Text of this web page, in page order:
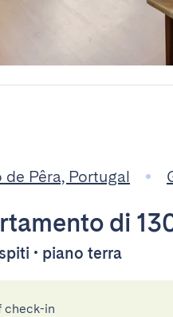
Pêra, Portugal
di
• piano terra
check-in